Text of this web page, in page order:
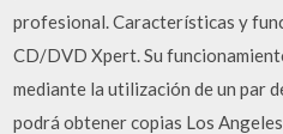
profesional. Características y
CD/DVD Xpert. Su
mediante la utilización de un par
podrá obtener copias Los